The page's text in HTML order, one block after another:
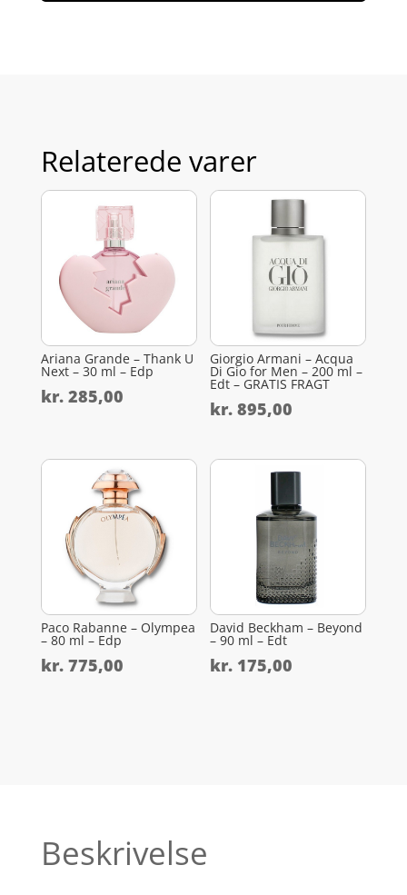
Relaterede varer
Ariana Grande – Thank U
Next – 30 ml – Edp
kr.285,00
Giorgio Armani – Acqua
Di Gio for Men – 200 ml –
Edt – GRATIS FRAGT
kr. 895,00
Paco Rabanne – Olympea
– 80 ml – Edp
kr.775,00
David Beckham – Beyond
– 90 ml – Edt
kr. 175,00
Beskrivelse